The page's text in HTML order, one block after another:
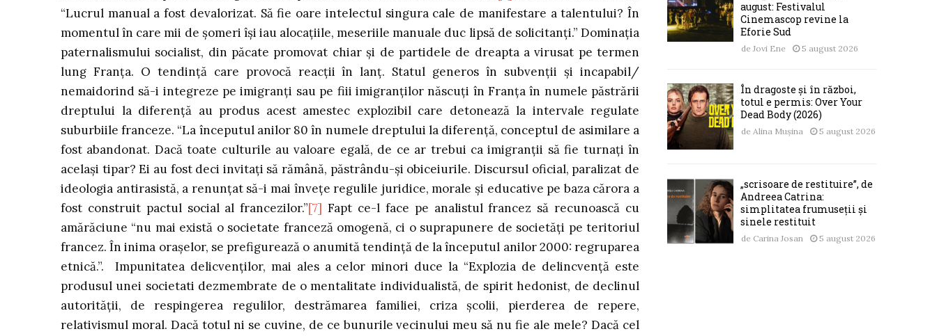
“Lucrul manual a fost devalorizat. Să fie oare intelectul singura cale de manifestare a talentului? În
momentul în care mii de şomeri îşi iau alocaţiile, meseriile manuale duc lipsă de solicitanţi.” Dominaţia
paternalismului socialist, din păcate promovat chiar şi de partidele de dreapta a virusat pe termen
lung Franţa. O tendinţă care provocă reacţii în lanţ. Statul generos în subvenţii şi incapabil/
nemaidorind să-i integreze pe imigranţi sau pe fiii imigranţilor născuţi în Franţa în numele păstrării
dreptului la diferenţă au produs acest amestec explozibil care detonează la intervale regulate
suburbiile franceze. “La începutul anilor 80 în numele dreptului la diferenţă, conceptul de asimilare a
fost abandonat. Dacă toate culturile au valoare egală, de ce ar trebui ca imigranţii să fie turnaţi în
acelaşi tipar? Ei au fost deci invitaţi să rămână, păstrându-şi obiceiurile. Discursul oficial, paralizat de
ideologia antirasistă, a renunţat să-i mai înveţe regulile juridice, morale şi educative pe baza cărora a
fost construit pactul social al francezilor.”[7] Fapt ce-l face pe analistul francez să recunoască cu
amărăciune “nu mai există o societate franceză omogenă, ci o suprapunere de societăţi pe teritoriul
francez. În inima oraşelor, se prefigurează o anumită tendinţă de la începutul anilor 2000: regruparea
etnică.”. Impunitatea delicvenţilor, mai ales a celor minori duce la “Explozia de delincvenţă este
produsul unei societati dezmembrate de o mentalitate individualistă, de spirit hedonist, de declinul
autorităţii, de respingerea regulilor, destrămarea familiei, criza şcolii, pierderea de repere,
relativismul moral. Dacă totul ni se cuvine, de ce bunurile vecinului meu să nu fie ale mele? Dacă cel
august: Festivalul
Cinemascop revine la
Eforie Sud
de Jovi Ene 5 august 2026
În dragoste și în război,
totul e permis: Over Your
Dead Body (2026)
de Alina Mușina 5 august 2026
„scrisoare de restituire”, de
Andreea Catrina:
simplitatea frumuseții și
sinele restituit
de Carina Josan 5 august 2026